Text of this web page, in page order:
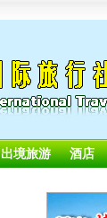
出境旅游 酒店